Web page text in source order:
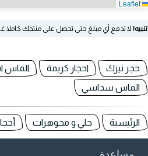
تنبيه! لا تدفع أي مبلغ حتى تحصل على منتجك
حجر نيزك احجار كريمة الماس
الماس سداسي
الرئيسية حلي و مجوهرات